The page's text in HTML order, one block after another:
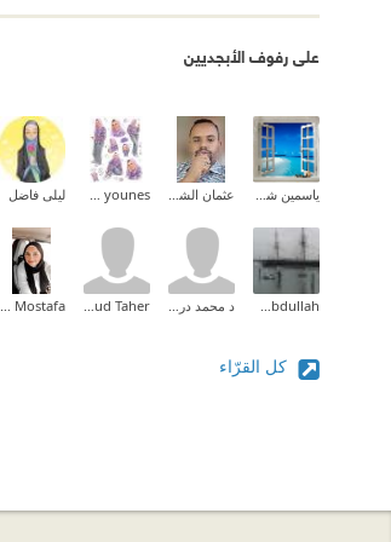
على رفوف الأبجديين
ياسمين شرف عثمان الشيخ خضر النور amira younes ليلى فاضل
Khaled Abdullah د محمد درويش Homoud Taher
Lamis Mostafa
كل القرّاء